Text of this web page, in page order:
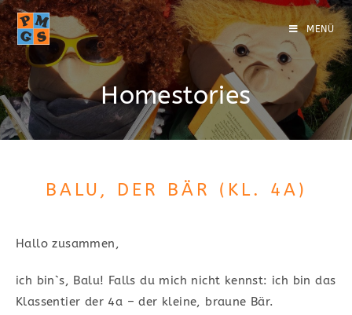
MENÜ
Homestories
BALU, DER BÄR (KL. 4A)
Hallo zusammen,
ich bin`s, Balu! Falls du mich nicht kennst: ich bin das
Klassentier der 4a – der kleine, braune Bär.